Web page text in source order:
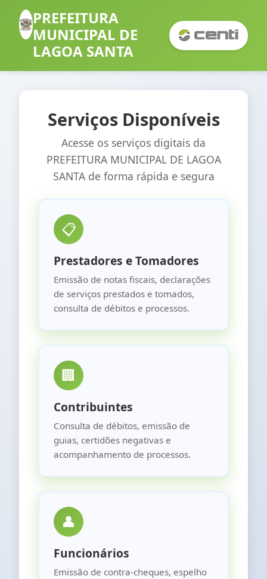
PREFEITURA
MUNICIPAL DE
LAGOA SANTA
Serviços Disponíveis
Acesse os serviços digitais da
PREFEITURA MUNICIPAL DE LAGOA
SANTAde forma rápida e segura
📋
Prestadores e Tomadores
Emissão de notas fiscais, declarações
de serviços prestados e tomados,
consulta de débitos e processos.
🏢
Contribuintes
Consulta de débitos, emissão de
guias, certidões negativas e
acompanhamento de processos.
👤
Funcionários
Emissão de contra-cheques, espelho